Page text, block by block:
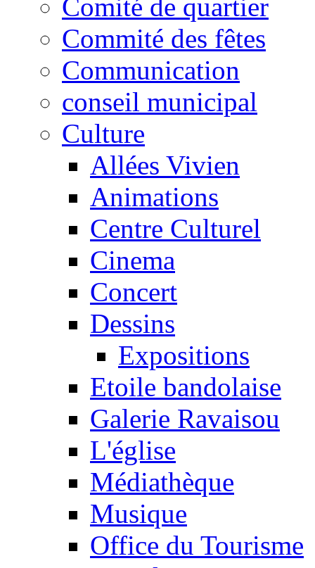
Comité de quartier
Commité des fêtes
Communication
conseil municipal
Culture
Allées Vivien
Animations
Centre Culturel
Cinema
Concert
Dessins
Expositions
Etoile bandolaise
Galerie Ravaisou
L'église
Médiathèque
Musique
Office du Tourisme